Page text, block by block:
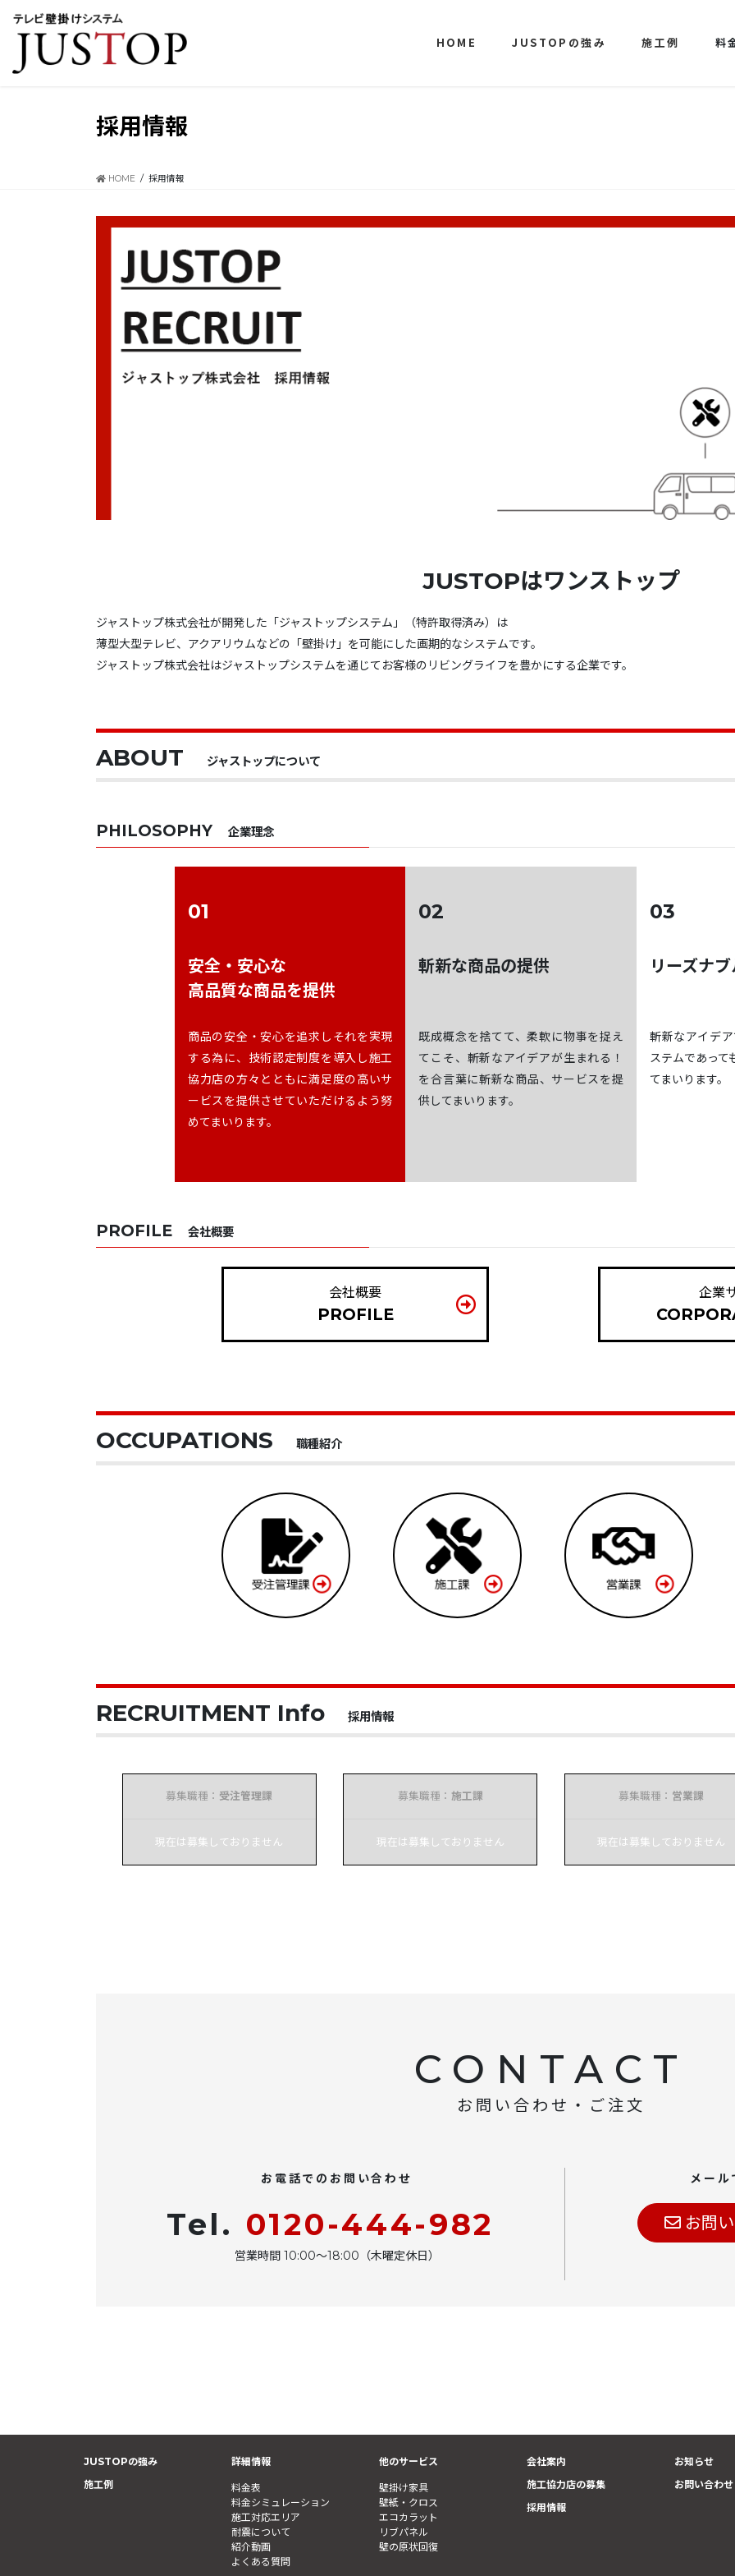
HOME JUSTOPの強み 施工例 料
採用情報
HOME 採用情報
JUSTOPはワンストップ
ジャストップ株式会社が開発した「ジャストップシステム」（特許取得済み）は
薄型大型テレビ、アクアリウムなどの「壁掛け」を可能にした画期的なシステムです。
ジャストップ株式会社はジャストップシステムを通じてお客様のリビングライフを豊かにする企業です。
ABOUT ジャストップについて
PHILOSOPHY 企業理念
01
安全・安心な
高品質な商品を提供
商品の安全・安心を追求しそれを実現
する為に、技術認定制度を導入し施工
協力店の方々とともに満足度の高いサ
ービスを提供させていただけるよう努
めてまいります。
02
斬新な商品の提供
既成概念を捨てて、柔軟に物事を捉え
てこそ、斬新なアイデアが生まれる！
を合言葉に斬新な商品、サービスを提
供してまいります。
03
リーズナ
斬新なアイデ
ステムであって
てまいります。
PROFILE 会社概要
会社概要
PROFILE
企業
OCCUPATIONS 職種紹介
RECRUITMENT Info 採用情報
募集職種： 受注管理課
現在は募集しておりません
募集職種： 施工課
現在は募集しておりません
募集職種： 営業課
現在は募集しておりません
CONTACT
お問い合わせ・ご注文
お電話でのお問い合わせ
Tel. 0120-444-982
営業時間 10:00〜18:00（木曜定休日）
メール
お問
JUSTOPの強み
施工例
詳細情報
料金表
料金シミュレーション
施工対応エリア
耐震について
紹介動画
よくある質問
他のサービス
壁掛け家具
壁紙・クロス
エコカラット
リブパネル
壁の原状回復
会社案内
施工協力店の募集
採用情報
お知らせ
お問い合わ